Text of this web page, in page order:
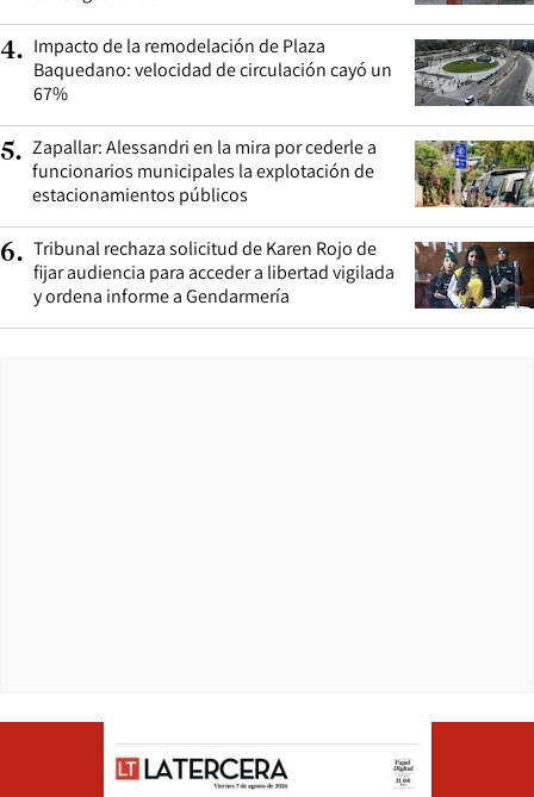
4. Impacto de la remodelación de Plaza
Baquedano: velocidad de circulación cayó un
67%
5. Zapallar: Alessandri en la mira por cederle a
funcionarios municipales la explotación de
estacionamientos públicos
6. Tribunal rechaza solicitud de Karen Rojo de
fijar audiencia para acceder a libertad vigilada
y ordena informe a Gendarmería